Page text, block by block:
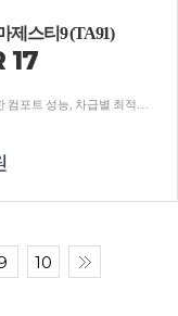
제스티9 (TA91)
17
10